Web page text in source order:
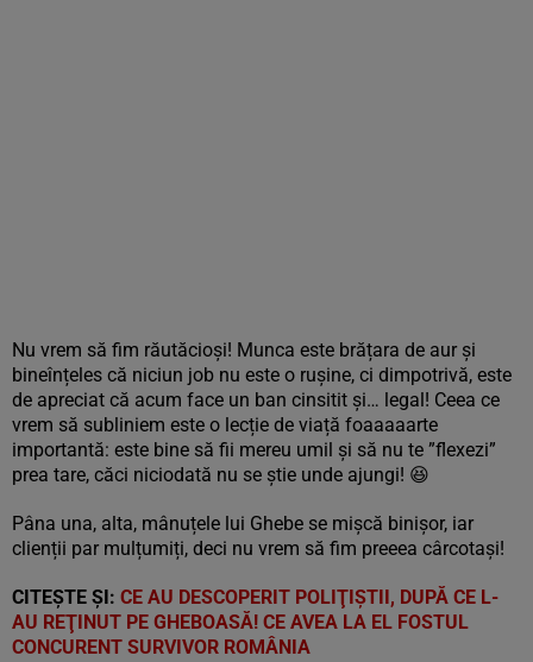
Nu vrem să fim răutăcioși! Munca este brățara de aur și
bineînțeles că niciun job nu este o rușine, ci dimpotrivă, este
de apreciat că acum face un ban cinsitit și… legal! Ceea ce
vrem să subliniem este o lecție de viață foaaaaarte
importantă: este bine să fii mereu umil și să nu te ”flexezi”
prea tare, căci niciodată nu se știe unde ajungi! 😆
Pâna una, alta, mânuțele lui Ghebe se mișcă binișor, iar
clienții par mulțumiți, deci nu vrem să fim preeea cârcotași!
CITEȘTE ȘI: CE AU DESCOPERIT POLIŢIŞTII, DUPĂ CE L-
AU REŢINUT PE GHEBOASĂ! CE AVEA LA EL FOSTUL
CONCURENT SURVIVOR ROMÂNIA